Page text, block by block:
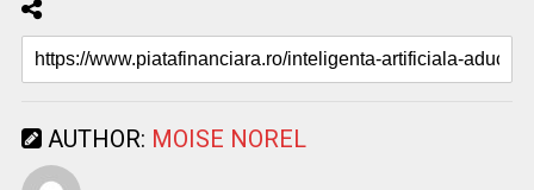
AUTHOR: MOISE NOREL